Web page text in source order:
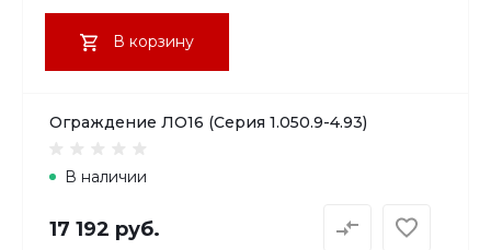
В корзину
Ограждение ЛО16 (Серия 1.050.9-4.93)
В наличии
17 192 руб.